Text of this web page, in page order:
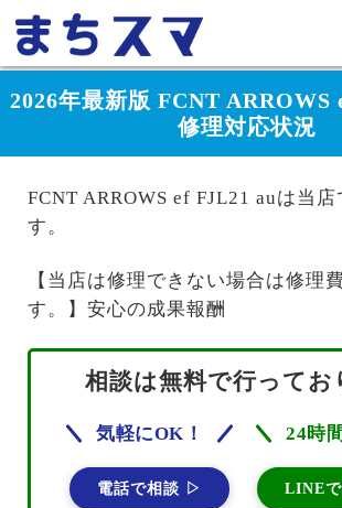
2026年最新版 FCNT ARROWS
修理対応状況
FCNT ARROWS ef FJL21 auは当
す。
【当店は修理できない場合は修理
す。】安心の成果報酬
相談は無料で行ってお
気軽にOK！
電話で相談 ▷
24時
LINE